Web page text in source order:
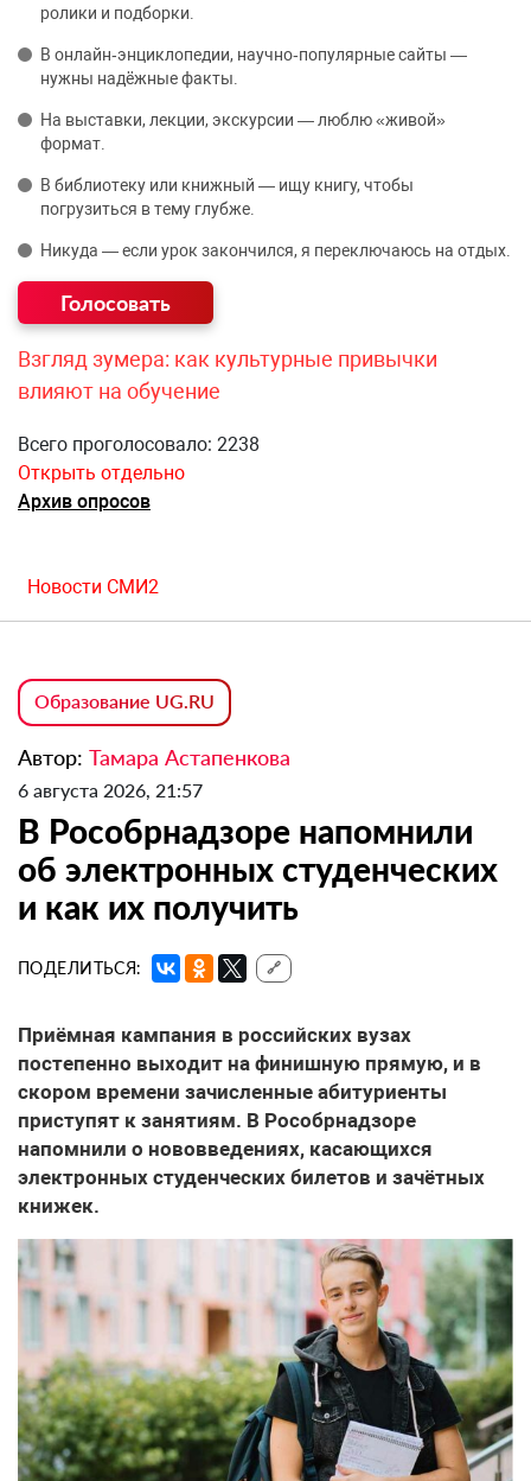
ролики и подборки.
В онлайн‑энциклопедии, научно‑популярные сайты —
нужны надёжные факты.
На выставки, лекции, экскурсии — люблю «живой»
формат.
В библиотеку или книжный — ищу книгу, чтобы
погрузиться в тему глубже.
Никуда — если урок закончился, я переключаюсь на отдых.
Взгляд зумера: как культурные привычки
влияют на обучение
Всего проголосовало: 2238
Открыть отдельно
Архив опросов
Новости СМИ2
Образование UG.RU
Автор: Тамара Астапенкова
6 августа 2026, 21:57
В Рособрнадзоре напомнили
об электронных студенческих
и как их получить
ПОДЕЛИТЬСЯ: 🔗
Приёмная кампания в российских вузах
постепенно выходит на финишную прямую, и в
скором времени зачисленные абитуриенты
приступят к занятиям. В Рособрнадзоре
напомнили о нововведениях, касающихся
электронных студенческих билетов и зачётных
книжек.